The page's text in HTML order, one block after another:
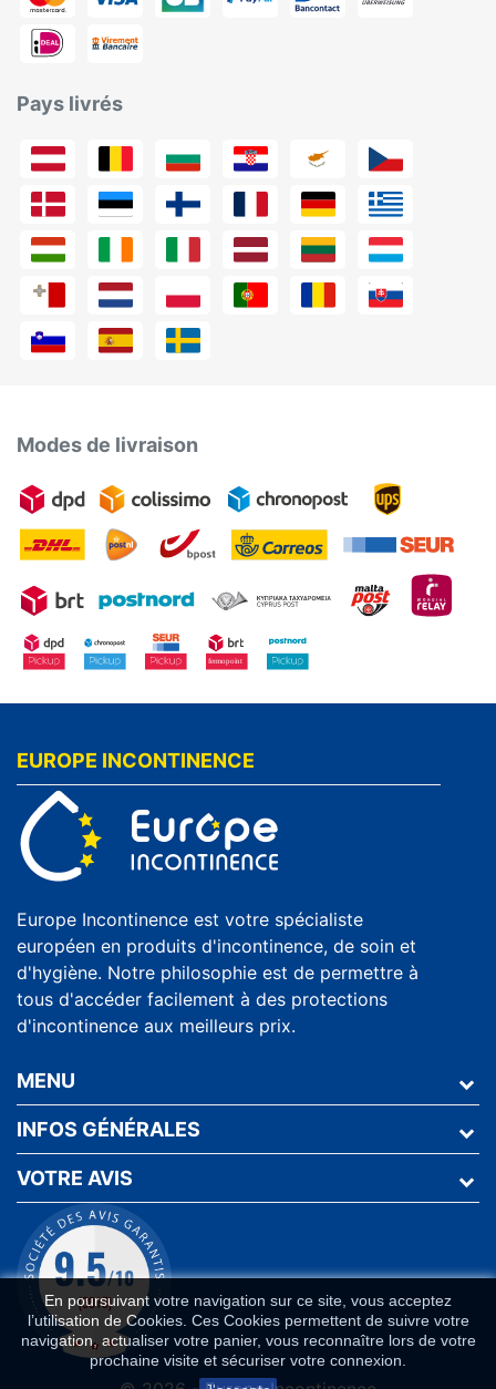
Pays livrés
Modes de livraison
EUROPE INCONTINENCE
Europe Incontinence est votre spécialiste
européen en produits d'incontinence, de soin et
d'hygiène. Notre philosophie est de permettre à
tous d'accéder facilement à des protections
d'incontinence aux meilleurs prix.
MENU
INFOS GÉNÉRALES
En poursuivant votre navigation sur ce site, vous acceptez
l’utilisation de Cookies. Ces Cookies permettent de suivre votre
navigation, actualiser votre panier, vous reconnaître lors de votre
prochaine visite et sécuriser votre connexion.
VOTRE AVIS